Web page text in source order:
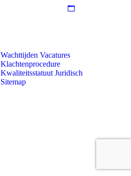
Wachttijden Vacatures
Klachtenprocedure
Kwaliteitsstatuut Juridisch
Sitemap